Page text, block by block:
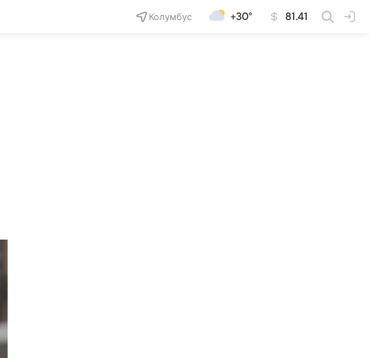
Колумбус +30° 81.41